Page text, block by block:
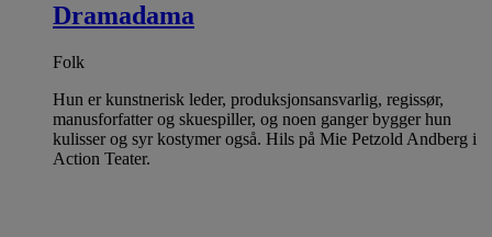
Dramadama
Folk
Hun er kunstnerisk leder, produksjonsansvarlig, regissør,
manusforfatter og skuespiller, og noen ganger bygger hun
kulisser og syr kostymer også. Hils på Mie Petzold Andberg i
Action Teater.